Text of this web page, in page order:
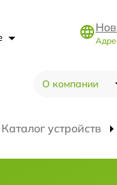
О компании
Каталог устройств